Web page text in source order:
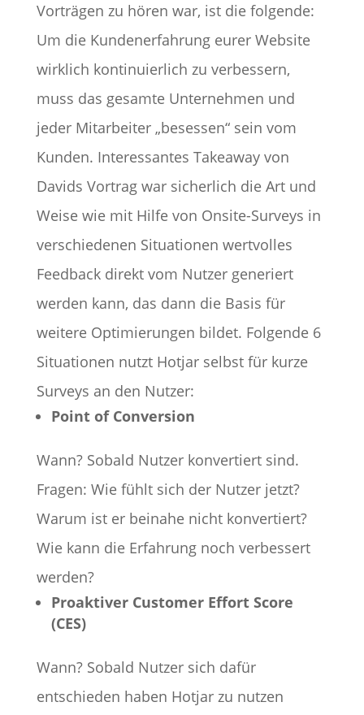
Vorträgen zu hören war, ist die folgende:
Um die Kundenerfahrung eurer Website
wirklich kontinuierlich zu verbessern,
muss das gesamte Unternehmen und
jeder Mitarbeiter „besessen“ sein vom
Kunden. Interessantes Takeaway von
Davids Vortrag war sicherlich die Art und
Weise wie mit Hilfe von Onsite-Surveys in
verschiedenen Situationen wertvolles
Feedback direkt vom Nutzer generiert
werden kann, das dann die Basis für
weitere Optimierungen bildet. Folgende 6
Situationen nutzt Hotjar selbst für kurze
Surveys an den Nutzer:
Point of Conversion
Wann? Sobald Nutzer konvertiert sind.
Fragen: Wie fühlt sich der Nutzer jetzt?
Warum ist er beinahe nicht konvertiert?
Wie kann die Erfahrung noch verbessert
werden?
Proaktiver Customer Effort Score
(CES)
Wann? Sobald Nutzer sich dafür
entschieden haben Hotjar zu nutzen